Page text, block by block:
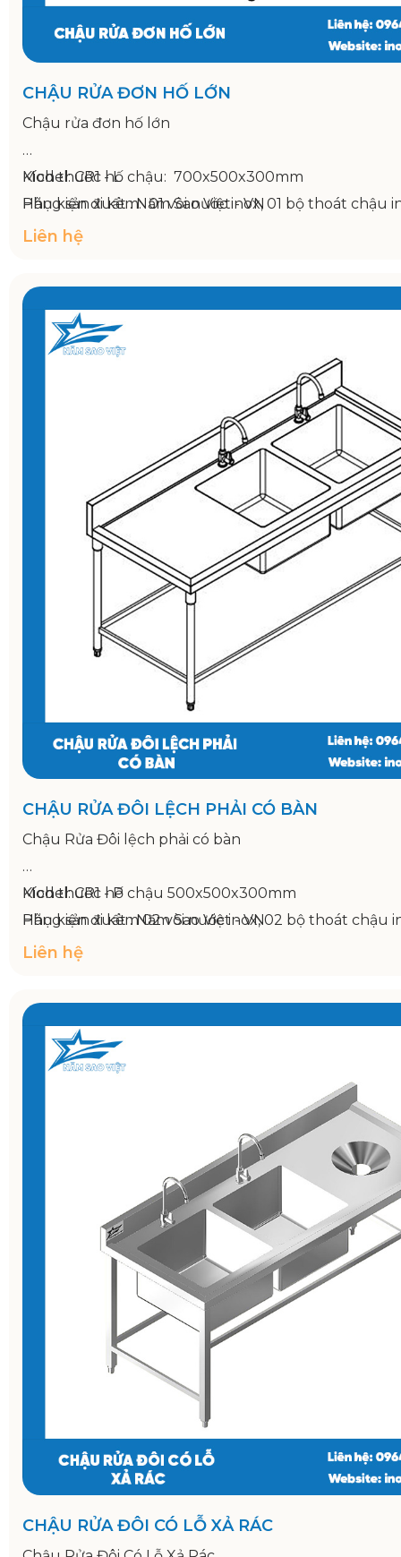
CHẬU RỬA ĐƠN HỐ LỚN
Chậu rửa đơn hố lớn
Model: CR1 - L
Hãng sản xuất : Năm Sao Việt - VN
Bảo hành: 12 tháng
Kích thước hố chậu: 700x500x300mm
Phụ kiện đi kèm: 01 vòi nước inox, 01 bộ thoát chậu
Liên hệ
CHẬU RỬA ĐÔI LỆCH PHẢI CÓ BÀN
Chậu Rửa Đôi lệch phải có bàn
Model: CR1 - P
Hãng sản xuất : Năm Sao Việt - VN
Bảo hành: 12 tháng
Kích thước hố chậu 500x500x300mm
Phụ kiện đi kèm 02 vòi nước inox, 02 bộ thoát chậu
Liên hệ
CHẬU RỬA ĐÔI CÓ LỖ XẢ RÁC